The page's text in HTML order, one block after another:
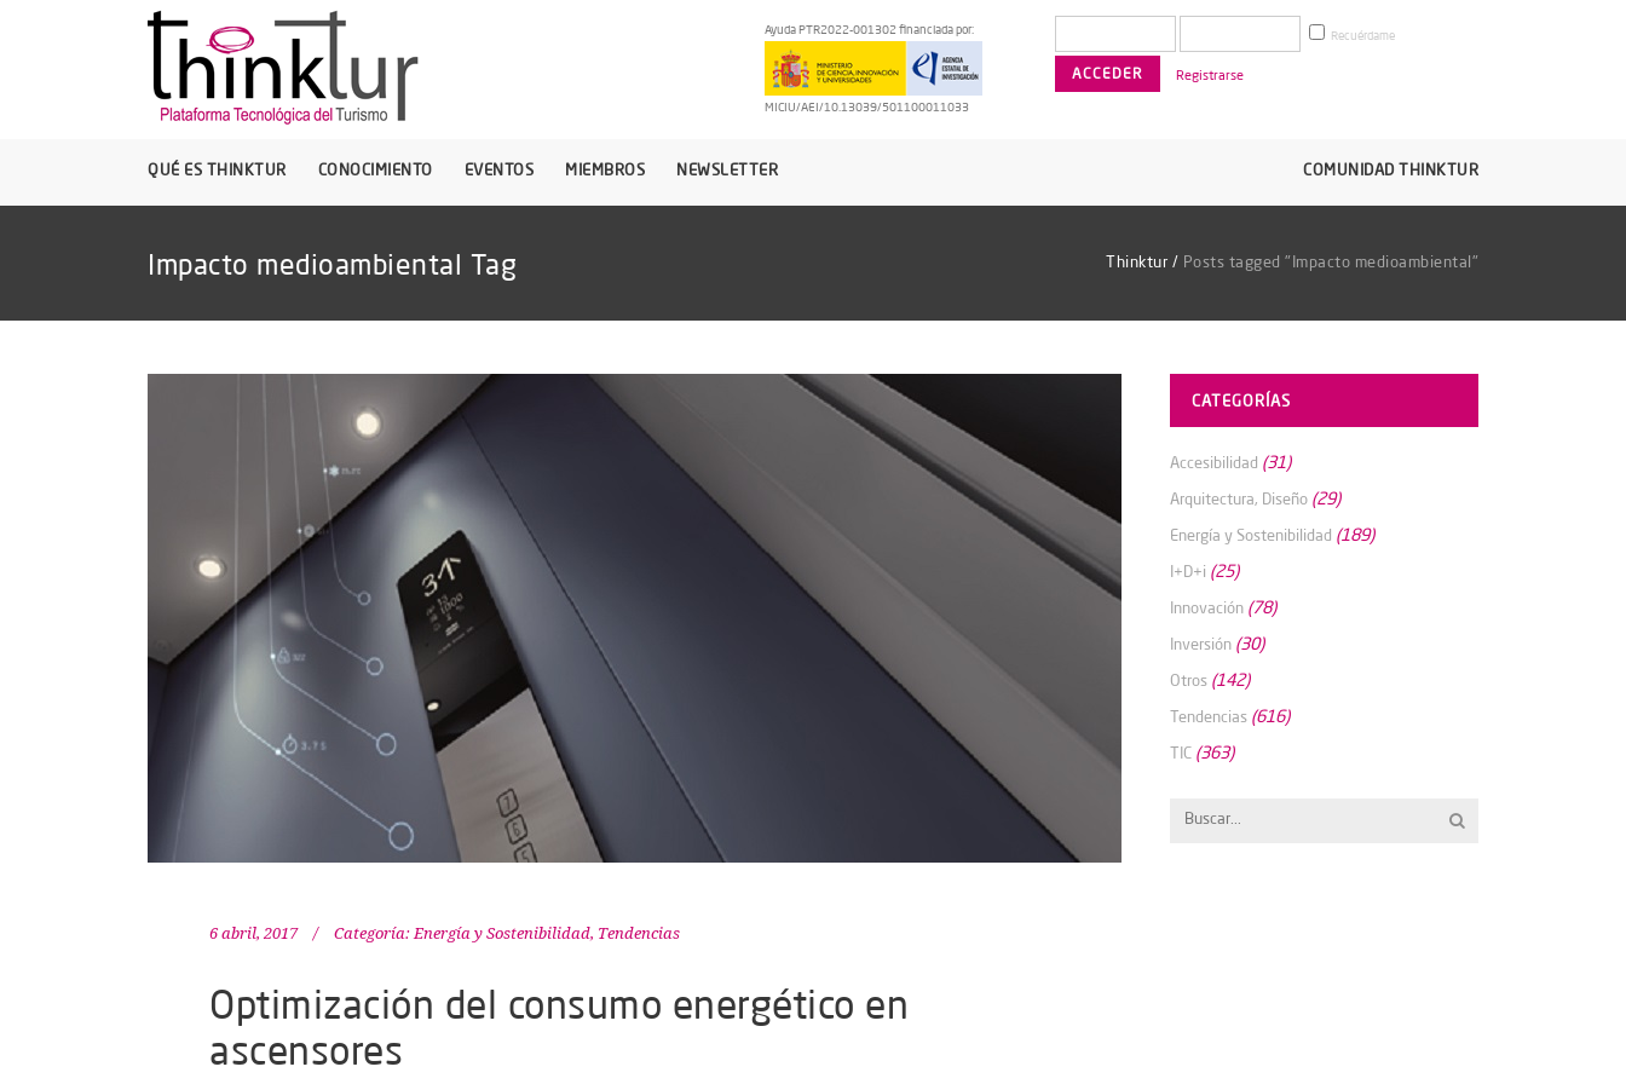
Ayuda PTR2022-001302 financiada por:
MICIU/AEI/10.13039/501100011033
Recuérdame
Registrarse
QUÉ ES THINKTUR CONOCIMIENTO EVENTOS MIEMBROS NEWSLETTER COMUNIDAD THINKTUR
Impacto medioambiental Tag Thinktur / Posts tagged "Impacto medioambiental"
6 abril, 2017 Categoría: Energía y Sostenibilidad, Tendencias
Optimización del consumo energético en
ascensores
CATEGORÍAS
Accesibilidad (31)
Arquitectura, Diseño (29)
Energía y Sostenibilidad (189)
I+D+i (25)
Innovación (78)
Inversión (30)
Otros (142)
Tendencias (616)
TIC (363)